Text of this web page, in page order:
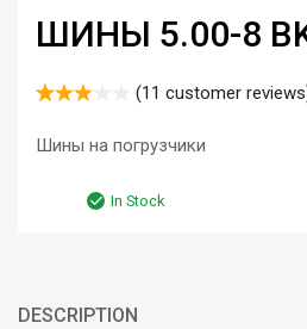
ШИНЫ 5.00-8
2.91
ratings
(11 customer
Шины на погрузчики
In Stock
DESCRIPTION